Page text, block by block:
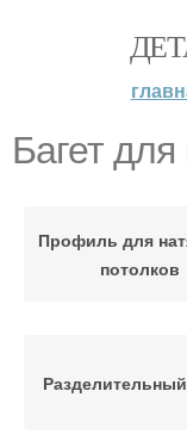
Багет для
Профиль для
потолков